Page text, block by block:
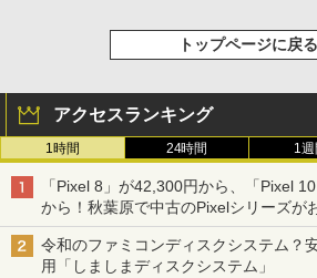
トップページに戻る
アクセスランキング
1時間 24時間 1週
「Pixel 8」が42,300円から、「Pixel
から！秋葉原で中古のPixelシリーズが
令和のファミコンディスクシステム？
用「しましまディスクシステム」